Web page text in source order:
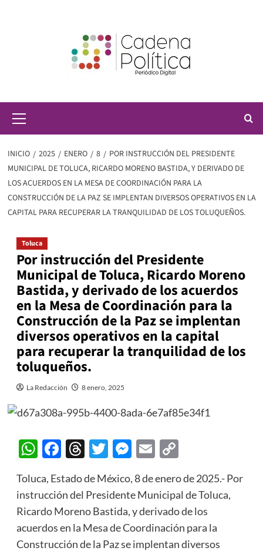
principal
INICIO 2025 ENERO 8
POR INSTRUCCIÓN DEL PRESIDENTE
MUNICIPAL DE TOLUCA, RICARDO MORENO BASTIDA, Y DERIVADO DE
LOS ACUERDOS EN LA MESA DE COORDINACIÓN PARA LA
CONSTRUCCIÓN DE LA PAZ SE IMPLENTAN DIVERSOS OPERATIVOS EN LA
CAPITAL PARA RECUPERAR LA TRANQUILIDAD DE LOS TOLUQUEÑOS.
Toluca
Por instrucción del Presidente
Municipal de Toluca, Ricardo Moreno
Bastida, y derivado de los acuerdos
en la Mesa de Coordinación para la
Construcción de la Paz se implentan
diversos operativos en la capital
para recuperar la tranquilidad de los
toluqueños.
La Redacción 8 enero, 2025
WhatsApp
Facebook
Threads
Twitter
Messenger
EmailCopy
Toluca, Estado de México, 8 de enero de 2025.- Por
instrucción del Presidente Municipal de Toluca,
Ricardo Moreno Bastida, y derivado de los
acuerdos en la Mesa de Coordinación para la
Construcción de la Paz se implentan diversos